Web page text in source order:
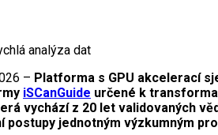
– Platforma s GPU akcelerací
iSCanGuide určené k
vychází z 20 let validovaných
jednotným výzkumným